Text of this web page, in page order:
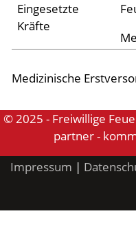
Archiv 2021
Archiv 2018
Archiv 2017
Archiv 2016
Archiv 2015
Eingesetzte
Kräfte
Medizinische
© 2025 - Freiwillige
partner -
Impressum |